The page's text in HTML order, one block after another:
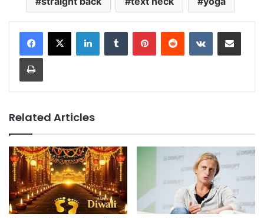
LinkedInTumblr PinterestReddit VKontakteShare via Email
Print
Related Articles